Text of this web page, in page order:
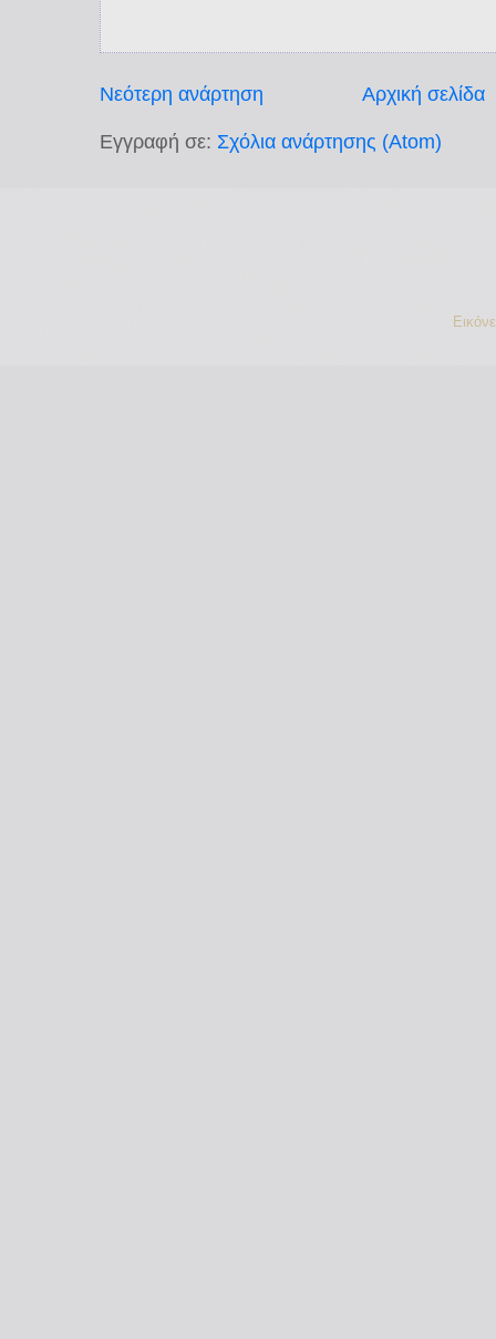
Νεότερη ανάρτηση Αρχική σελίδα
Εγγραφή σε: Σχόλια ανάρτησης (Atom)